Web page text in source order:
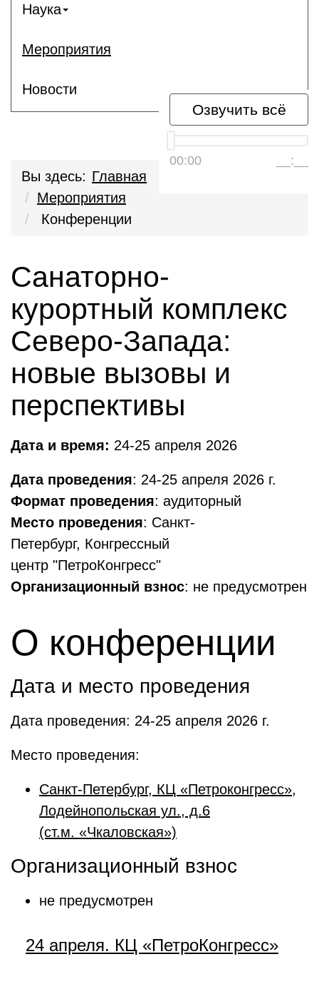
Наука
Мероприятия
Новости
Озвучить всё
00:00 __:__
Вы здесь: Главная
Мероприятия
Конференции
Санаторно-
курортный комплекс
Северо-Запада:
новые вызовы и
перспективы
Дата и время: 24-25 апреля 2026
Дата проведения: 24-25 апреля 2026 г.
Формат проведения: аудиторный
Место проведения: Санкт-
Петербург, Конгрессный
центр "ПетроКонгресс"
Организационный взнос: не предусмотрен
О конференции
Дата и место проведения
Дата проведения: 24-25 апреля 2026 г.
Место проведения:
Санкт-Петербург, КЦ «Петроконгресс»,
Лодейнопольская ул., д.6
(ст.м. «Чкаловская»)
Организационный взнос
не предусмотрен
24 апреля. КЦ «ПетроКонгресс»